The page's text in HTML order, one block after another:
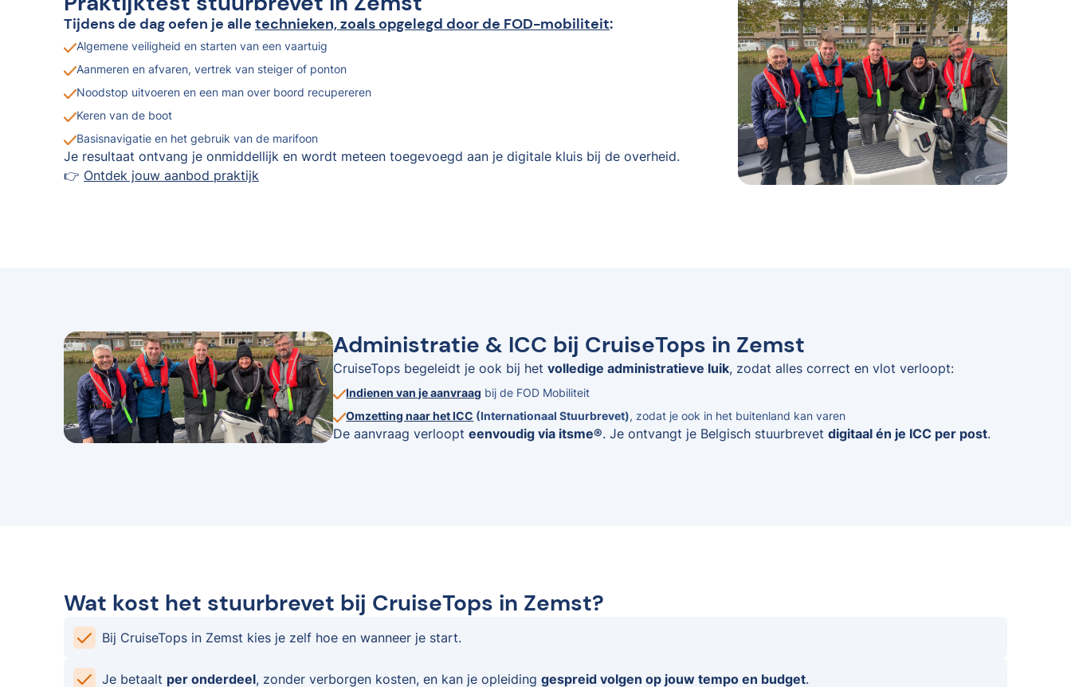
Tijdens de dag oefen je alle technieken, zoals opgelegd door de FOD-mobiliteit:
Algemene veiligheid en starten van een vaartuig
Aanmeren en afvaren, vertrek van steiger of ponton
Noodstop uitvoeren en een man over boord recupereren
Keren van de boot
Basisnavigatie en het gebruik van de marifoon
Je resultaat ontvang je onmiddellijk en wordt meteen toegevoegd aan je digitale kluis bij de overheid.
👉 Ontdek jouw aanbod praktijk
Administratie & ICC bij CruiseTops in Zemst
CruiseTops begeleidt je ook bij hetvolledige administratieve luik, zodat alles correct en vlot verloopt:
Indienen van je aanvraag bij de FOD Mobiliteit
Omzetting naar het ICC (Internationaal Stuurbrevet), zodat je ook in het buitenland kan varen
De aanvraag verloopteenvoudig via itsme®. Je ontvangt je Belgisch stuurbrevetdigitaal én je ICC per post.
Wat kost het stuurbrevet bij CruiseTops in Zemst?
Bij CruiseTops in Zemst kies je zelf hoe en wanneer je start.
Je betaalt per onderdeel, zonder verborgen kosten, en kan je opleiding gespreid volgen op jouw tempo en budget.